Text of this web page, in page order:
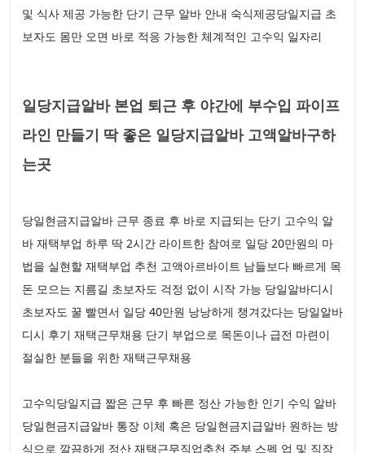
및 식사 제공 가능한 단기 근무 알바 안내 숙식제공당일지급 초
보자도 몸만 오면 바로 적응 가능한 체계적인 고수익 일자리
일당지급알바 본업 퇴근 후 야간에 부수입 파이프
라인 만들기 딱 좋은 일당지급알바 고액알바구하
는곳
당일현금지급알바 근무 종료 후 바로 지급되는 단기 고수익 알
바 재택부업 하루 딱 2시간 라이트한 참여로 일당 20만원의 마
법을 실현할 재택부업 추천 고액아르바이트 남들보다 빠르게 목
돈 모으는 지름길 초보자도 걱정 없이 시작 가능 당일알바디시
초보자도 꿀 빨면서 일당 40만원 낭낭하게 챙겨갔다는 당일알바
디시 후기 재택근무채용 단기 부업으로 목돈이나 급전 마련이
절실한 분들을 위한 재택근무채용
고수익당일지급 짧은 근무 후 빠른 정산 가능한 인기 수익 알바
당일현금지급알바 통장 이체 혹은 당일현금지급알바 원하는 방
식으로 깔끔하게 정산 재택근무직업추천 주부 스펙 업 및 직장